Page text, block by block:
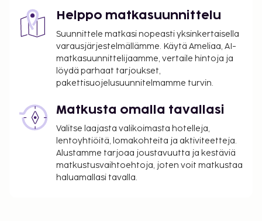
Helppo matkasuunnittelu
Suunnittele matkasi nopeasti yksinkertaisella
varausjärjestelmällämme. Käytä Ameliaa, AI-
matkasuunnittelijaamme, vertaile hintoja ja
löydä parhaat tarjoukset,
pakettisuojelusuunnitelmamme turvin.
Matkusta omalla tavallasi
Valitse laajasta valikoimasta hotelleja,
lentoyhtiöitä, lomakohteita ja aktiviteetteja.
Alustamme tarjoaa joustavuutta ja kestäviä
matkustusvaihtoehtoja, joten voit matkustaa
haluamallasi tavalla.